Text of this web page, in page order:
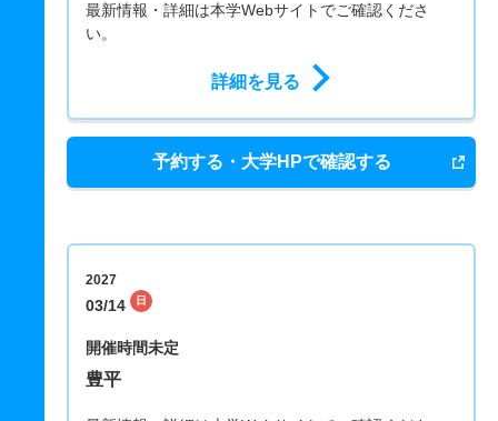
最新情報・詳細は本学Webサイトでご確認くださ
い。
詳細を見る
予約する・大学HPで確認する
2027
03/14 日
開催時間未定
豊平